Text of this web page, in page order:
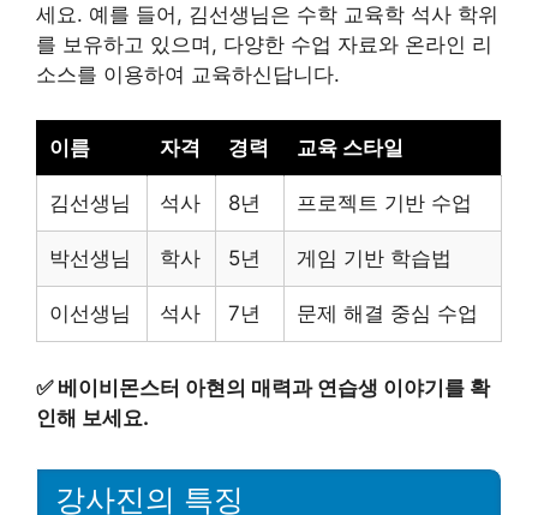
세요. 예를 들어, 김선생님은 수학 교육학 석사 학위
를 보유하고 있으며, 다양한 수업 자료와 온라인 리
소스를 이용하여 교육하신답니다.
이름 자격 경력 교육 스타일
김선생님 석사 8년 프로젝트 기반 수업
박선생님 학사 5년 게임 기반 학습법
이선생님 석사 7년 문제 해결 중심 수업
✅ 베이비몬스터 아현의 매력과 연습생 이야기를 확
인해 보세요.
강사진의 특징